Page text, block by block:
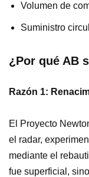
Volumen de
Suministro
¿Por qué AB
Razón 1:
El Proyecto
el radar,
mediante el
fue superficial,